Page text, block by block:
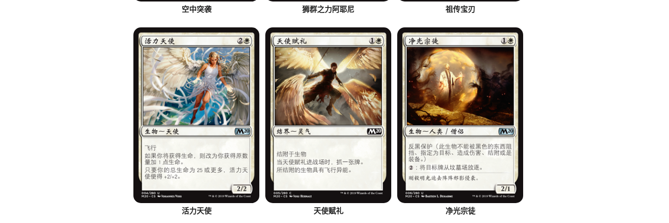
空中突袭 狮群之力阿耶尼 祖传宝刃
活力天使 天使赋礼 净光宗徒